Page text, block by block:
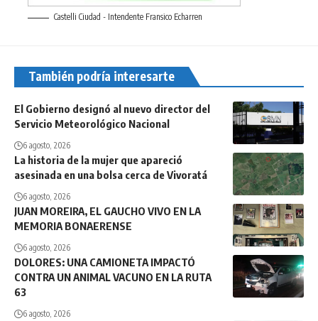
Castelli Ciudad - Intendente Fransico Echarren
También podría interesarte
El Gobierno designó al nuevo director del
Servicio Meteorológico Nacional
6 agosto, 2026
La historia de la mujer que apareció
asesinada en una bolsa cerca de Vivoratá
6 agosto, 2026
JUAN MOREIRA, EL GAUCHO VIVO EN LA
MEMORIA BONAERENSE
6 agosto, 2026
DOLORES: UNA CAMIONETA IMPACTÓ
CONTRA UN ANIMAL VACUNO EN LA RUTA
63
6 agosto, 2026